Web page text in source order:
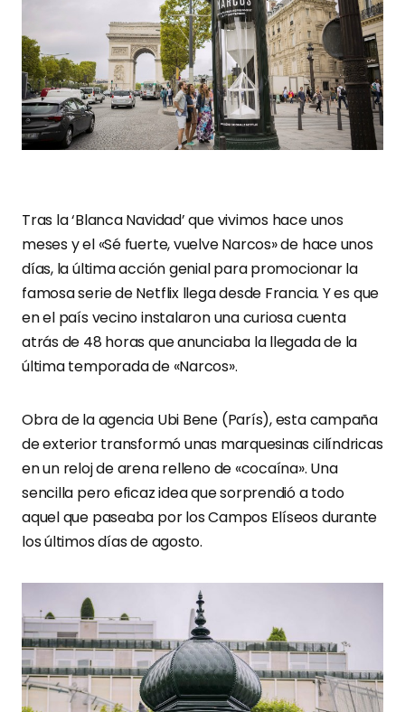
Tras la ‘Blanca Navidad’ que vivimos hace unos
meses y el «Sé fuerte, vuelve Narcos» de hace unos
días, la última acción genial para promocionar la
famosa serie de Netflix llega desde Francia. Y es que
en el país vecino instalaron una curiosa cuenta
atrás de 48 horas que anunciaba la llegada de la
última temporada de «Narcos».
Obra de la agencia Ubi Bene (París), esta campaña
de exterior transformó unas marquesinas cilíndricas
en un reloj de arena relleno de «cocaína». Una
sencilla pero eficaz idea que sorprendió a todo
aquel que paseaba por los Campos Elíseos durante
los últimos días de agosto.